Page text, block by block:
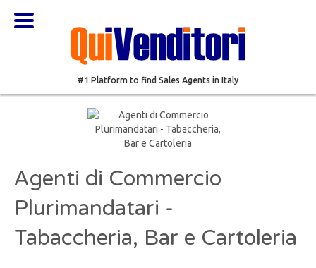
#1 Platform to find Sales Agents in Italy
Agenti di Commercio
Plurimandatari -
Tabaccheria, Bar e Cartoleria